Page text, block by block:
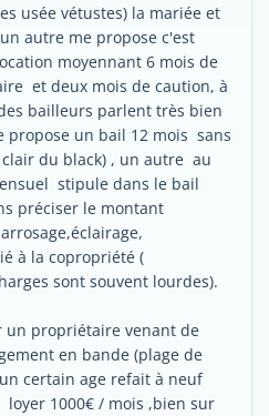
usée vétustes) la mariée et
autre me propose c'est
moyennant 6 mois de
et deux mois de caution, à
bailleurs parlent très bien
un bail 12 mois sans
du black) , un autre au
stipule dans le bail
préciser le montant
à la copropriété (
sont souvent lourdes).
propriétaire venant de
en bande (plage de
certain age refait à neuf
1000€ / mois ,bien sur